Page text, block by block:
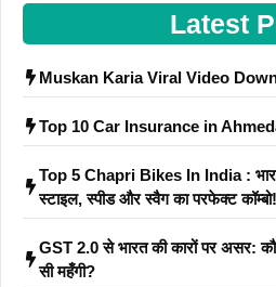
Latest
Muskan Karia Viral Video
Top 10 Car Insurance in
Top 5 Chapri Bikes In India :
स्टाइल, स्पीड और स्वैग का परफेक्ट कॉम्बो!
GST 2.0 से भारत की कारों पर असर:
सी महँगी?